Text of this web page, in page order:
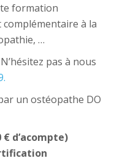
formation
à la
…
pas à nous
un ostéopathe DO
€ d’acompte)